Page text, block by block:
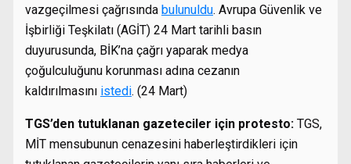
vazgeçilmesi çağrısında bulunuldu. Avrupa Güvenlik ve
İşbirliği Teşkilatı (AGİT) 24 Mart tarihli basın
duyurusunda, BİK’na çağrı yaparak medya
çoğulculuğunu korunması adına cezanın
kaldırılmasını istedi. (24 Mart)
TGS’den tutuklanan gazeteciler için protesto: TGS,
MİT mensubunun cenazesini haberleştirdikleri için